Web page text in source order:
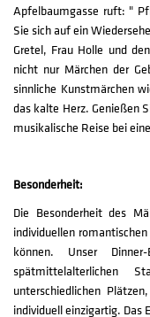
Apfelbaumgasse ruft: "
Sie sich auf ein
Gretel, Frau Holle und
nicht nur Märchen der
sinnliche Kunstmärchen
das kalte Herz. Genießen
musikalische Reise bei
Besonderheit:
Die Besonderheit des
individuellen
können. Unser
spätmittelalterlichen
unterschiedlichen
individuell einzigartig. Das